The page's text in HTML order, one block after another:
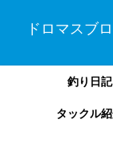
ドロマスブ
釣り日記
タックル